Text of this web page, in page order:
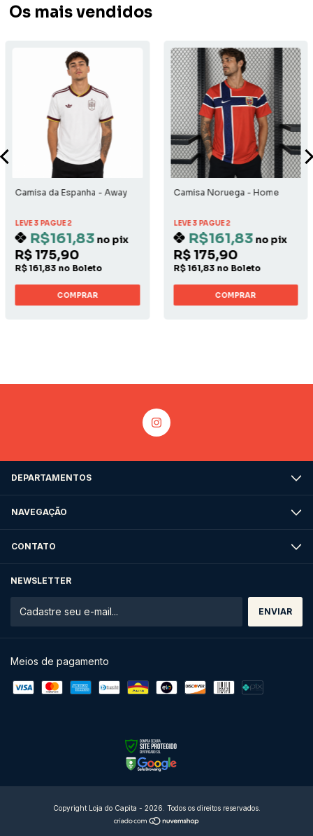
Os mais vendidos
Camisa da Espanha - Away
LEVE 3 PAGUE 2
R$161,83 no pix
R$ 175,90
R$ 161,83 no Boleto
COMPRAR
Camisa Noruega - Home
LEVE 3 PAGUE 2
R$161,83no pix
R$ 175,90
R$ 161,83 no Boleto
COMPRAR
DEPARTAMENTOS
NAVEGAÇÃO
CONTATO
NEWSLETTER
Meios de pagamento
Copyright Loja do Capita - 2026. Todos os direitos reservados.